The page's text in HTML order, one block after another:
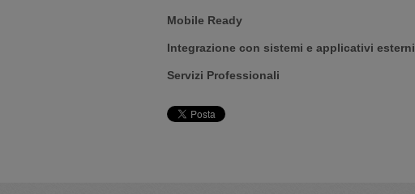
Mobile Ready
Integrazione con sistemi e applicativi esterni
Servizi Professionali